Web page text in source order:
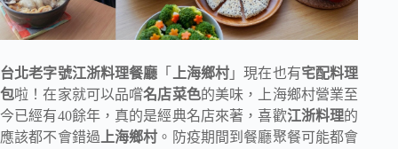
台北老字號江浙料理餐廳 「 上海鄉村 」現在也有宅配料理
包啦！在家就可以品嚐名店菜色的美味，上海鄉村營業至
今已經有40餘年，真的是經典名店來著，喜歡江浙料理的
應該都不會錯過 上海鄉村 。防疫期間到餐廳聚餐可能都會